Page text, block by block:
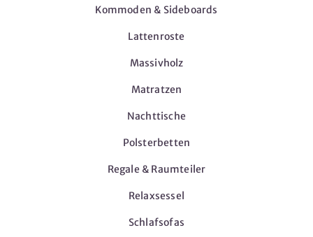
Kommoden & Sideboards
Lattenroste
Massivholz
Matratzen
Nachttische
Polsterbetten
Regale & Raumteiler
Relaxsessel
Schlafsofas